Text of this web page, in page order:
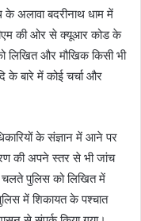
के अलावा बदरीनाथ धाम में
की ओर से क्यूआर कोड के
लिखित और मौखिक किसी भी
के बारे में कोई चर्चा और
के संज्ञान में आने पर
की अपने स्तर से भी जांच
पुलिस को लिखित में
में शिकायत के पश्चात